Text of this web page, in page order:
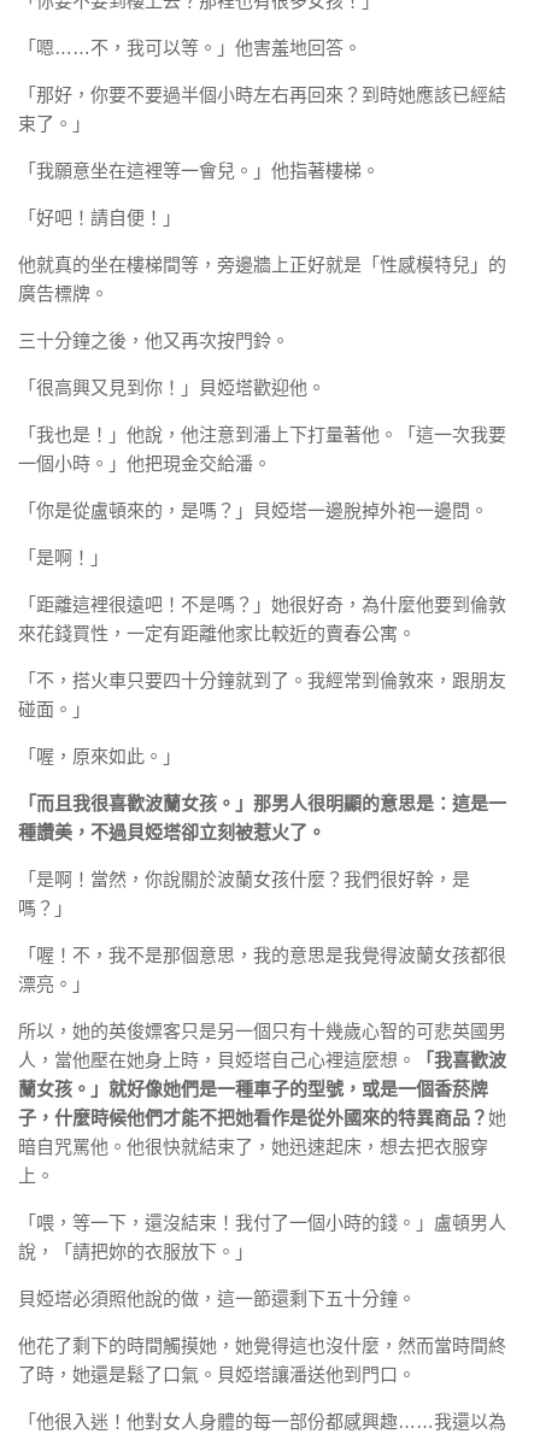
「嗯……不，我可以等。」他害羞地回答。
「那好，你要不要過半個小時左右再回來？到時她應該已經結
束了。」
「我願意坐在這裡等一會兒。」他指著樓梯。
「好吧！請自便！」
他就真的坐在樓梯間等，旁邊牆上正好就是「性感模特兒」的
廣告標牌。
三十分鐘之後，他又再次按門鈴。
「很高興又見到你！」貝婭塔歡迎他。
「我也是！」他說，他注意到潘上下打量著他。「這一次我要
一個小時。」他把現金交給潘。
「你是從盧頓來的，是嗎？」貝婭塔一邊脫掉外袍一邊問。
「是啊！」
「距離這裡很遠吧！不是嗎？」她很好奇，為什麼他要到倫敦
來花錢買性，一定有距離他家比較近的賣春公寓。
「不，搭火車只要四十分鐘就到了。我經常到倫敦來，跟朋友
碰面。」
「喔，原來如此。」
「而且我很喜歡波蘭女孩。」那男人很明顯的意思是：這是一
種讚美，不過貝婭塔卻立刻被惹火了。
「是啊！當然，你說關於波蘭女孩什麼？我們很好幹，是
嗎？」
「喔！不，我不是那個意思，我的意思是我覺得波蘭女孩都很
漂亮。」
所以，她的英俊嫖客只是另一個只有十幾歲心智的可悲英國男
人，當他壓在她身上時，貝婭塔自己心裡這麼想。
「我喜歡波
蘭女孩。」就好像她們是一種車子的型號，或是一個香菸牌
子，什麼時候他們才能不把她看作是從外國來的特異商品？她
暗自咒罵他。他很快就結束了，她迅速起床，想去把衣服穿
上。
「喂，等一下，還沒結束！我付了一個小時的錢。」盧頓男人
說，「請把妳的衣服放下。」
貝婭塔必須照他說的做，這一節還剩下五十分鐘。
他花了剩下的時間觸摸她，她覺得這也沒什麼，然而當時間終
了時，她還是鬆了口氣。貝婭塔讓潘送他到門口。
「他很入迷！他對女人身體的每一部份都感興趣……我還以為